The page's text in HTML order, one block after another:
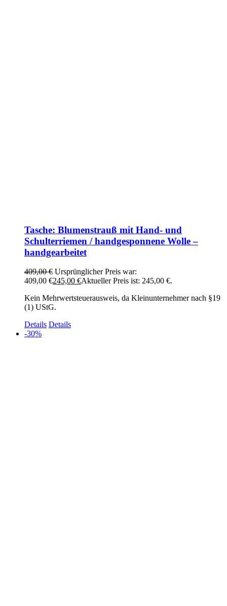
Tasche: Blumenstrauß mit Hand- und
Schulterriemen / handgesponnene Wolle –
handgearbeitet
409,00€ Ursprünglicher Preis war:
409,00 €245,00 €Aktueller Preis ist: 245,00 €.
Kein Mehrwertsteuerausweis, da Kleinunternehmer nach §19
(1) UStG.
Details Details
-30%